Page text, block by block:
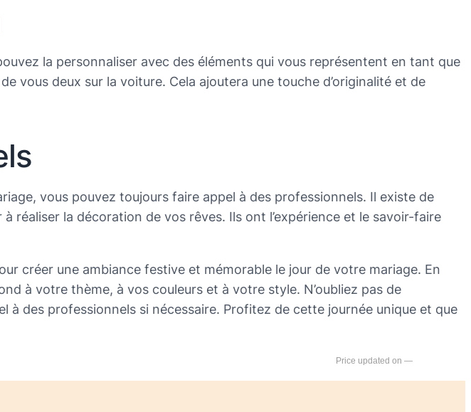
la personnaliser avec des éléments qui vous représentent en tant que
vous deux sur la voiture. Cela ajoutera une touche d’originalité et de
vous pouvez toujours faire appel à des professionnels. Il existe de
réaliser la décoration de vos rêves. Ils ont l’expérience et le savoir-faire
créer une ambiance festive et mémorable le jour de votre mariage. En
à votre thème, à vos couleurs et à votre style. N’oubliez pas de
des professionnels si nécessaire. Profitez de cette journée unique et que
—